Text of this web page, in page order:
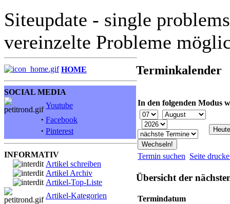
Siteupdate - single
vereinzelte Probleme
HOME
SOCIAL MEDIA
Youtube
· Facebook
· Pinterest
INFORMATIV
Artikel schreiben
Artikel Archiv
Artikel-Top-Liste
Artikel-Kategorien
Terminkalender
In den folgenden Modus
Termin suchen Seite
Übersicht der
Termindatum